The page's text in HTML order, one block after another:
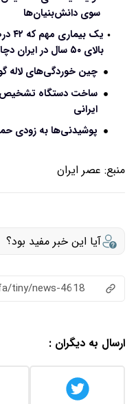
سوی دانش‌بنیان‌ها
بالای ۵۰ سال در ایران دچارش هستند
چین‌ خوردگی‌های لاله
ساخت دستگاه تشخیص
ایرانی
پوشیدنی‌ها به زودی
منبع: عصر ایران
آیا این خبر مفید بود؟
tiny/news-4618
ارسال به دیگران :